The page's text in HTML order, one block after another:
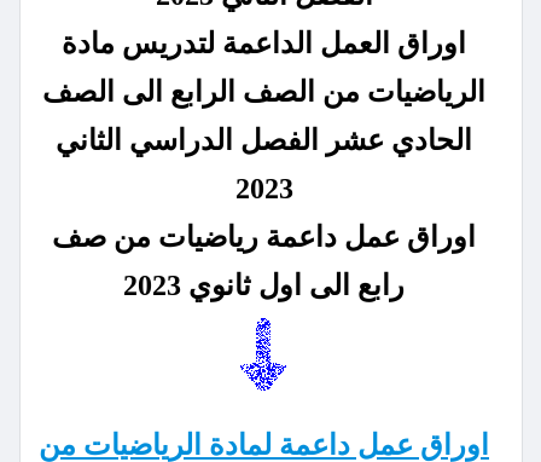
اوراق العمل الداعمة لتدريس مادة
الرياضيات من الصف الرابع الى الصف
الحادي عشر الفصل الدراسي الثاني
2023
اوراق عمل داعمة رياضيات من صف
رابع الى اول ثانوي 2023
اوراق عمل داعمة لمادة الرياضيات من